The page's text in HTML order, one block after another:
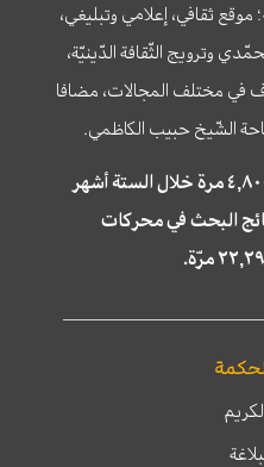
موقع ثقافي، إعلامي وتبليغي،
وترويج الثّقافة الدّينيّة،
في مختلف المجالات، مضافا
الشّيخ حبيب الكاظمي.
تمّت زيارة موقع سراج ٤,٨٠٠,٠٠٠ مرة خلال الستة أشهر
البحث في محركات